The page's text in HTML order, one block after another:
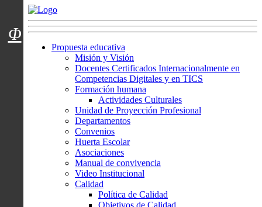
Menú usuarios
Propuesta educativa
Misión y Visión
Docentes Certificados Internacionalmente en
Competencias Digitales y en TICS
Formación humana
Actividades Culturales
Unidad de Proyección Profesional
Departamentos
Convenios
Huerta Escolar
Asociaciones
Manual de convivencia
Video Institucional
Calidad
Política de Calidad
Objetivos de Calidad
Φ